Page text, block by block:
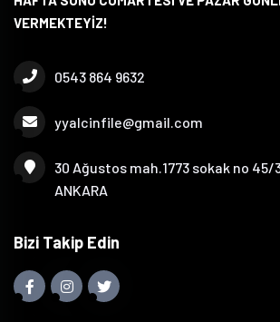
VERMEKTEYİZ!
0543 864 9632
yyalcinfile@gmail.com
30 Ağustos mah.1773 sokak no
ANKARA
Bizi Takip Edin